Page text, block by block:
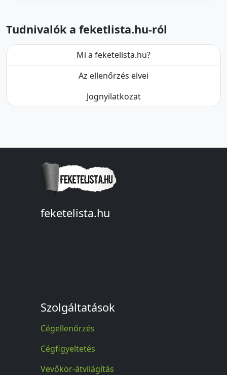
Tudnivalók a feketlista.hu-ról
Mi a feketelista.hu?
Az ellenőrzés elvei
Jognyilatkozat
feketelista.hu
Szolgáltatások
Cégellenőrzés
Cégfigyeltetés
Vevőkör-átvilágítás